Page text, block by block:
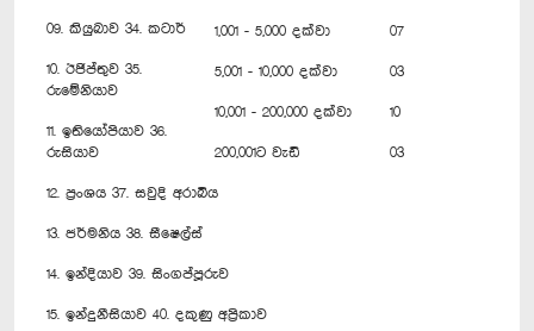
1,001 - 5,000 දක්වා 07
5,001 - 10,000 දක්වා 03
10,001 - 200,000 දක්වා 10
200,001ට වැඩි 03
09. කියුබාව 34. කටාර්
10. ඊජිප්තුව 35.
රුමේනියාව
11. ඉතියෝපියාව 36.
රුසියාව
12. ප්‍රංශය 37. සවුදි අරාබිය
13. ජර්මනිය 38. සීෂෙල්ස්
14. ඉන්දියාව 39. සිංගප්පූරුව
15. ඉන්දුනීසියාව 40. දකුණු අප්‍රිකාව